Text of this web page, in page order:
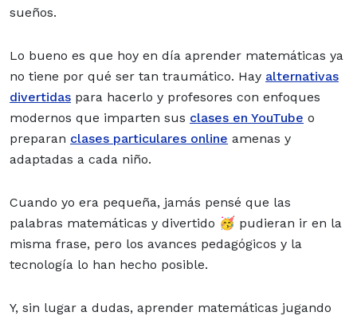
sueños.
Lo bueno es que hoy en día aprender matemáticas ya
no tiene por qué ser tan traumático. Hay alternativas
divertidas para hacerlo y profesores con enfoques
modernos que imparten sus clases en YouTube o
preparan clases particulares online amenas y
adaptadas a cada niño.
Cuando yo era pequeña, jamás pensé que las
palabras matemáticas y divertido 🥳 pudieran ir en la
misma frase, pero los avances pedagógicos y la
tecnología lo han hecho posible.
Y, sin lugar a dudas, aprender matemáticas jugando